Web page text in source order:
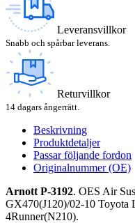
Leveransvillkor
Snabb och spårbar leverans.
Returvillkor
14 dagars ångerrätt.
Beskrivning
Produktdetaljer
Passar följande fordon
Originalnummer (OE)
Arnott P-3192. OES Air
GX470(J120)/02-10 Toyota
4Runner(N210).